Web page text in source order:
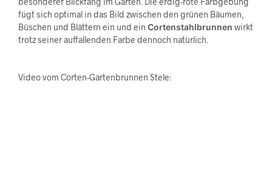
fügt sich optimal in das Bild zwischen den grünen Bäumen,
Büschen und Blättern ein und ein Cortenstahlbrunnen wirkt
trotz seiner auffallenden Farbe dennoch natürlich.
Video vom Corten-Gartenbrunnen Stele: